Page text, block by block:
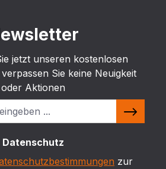
jetzt unseren kostenlosen
Sie keine Neuigkeit
oder Aktionen
Datenschutz
zur